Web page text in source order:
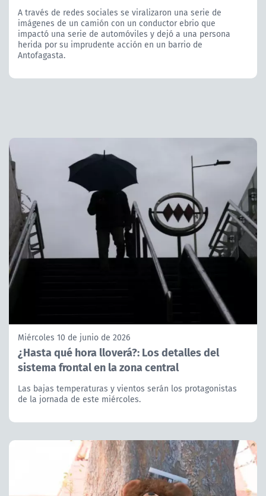
A través de redes sociales se viralizaron una serie de
imágenes de un camión con un conductor ebrio que
impactó una serie de automóviles y dejó a una persona
herida por su imprudente acción en un barrio de
Antofagasta.
Miércoles 10 de junio de 2026
¿Hasta qué hora lloverá?: Los detalles del
sistema frontal en la zona central
Las bajas temperaturas y vientos serán los protagonistas
de la jornada de este miércoles.